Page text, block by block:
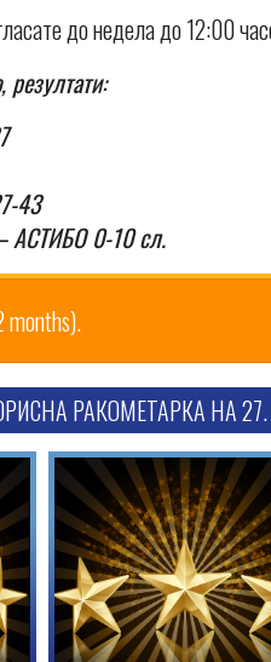
до недела до 12:00
резултати:
43
0-10 сл.
months).
РАКОМЕТАРКА НА